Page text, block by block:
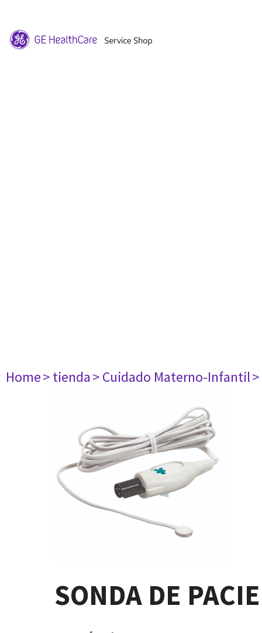
Home> tienda> Cuidado Materno-Infantil
SONDA DE